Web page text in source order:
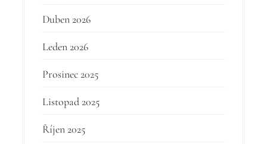
Duben 2026
Leden 2026
Prosinec 2025
Listopad 2025
Říjen 2025